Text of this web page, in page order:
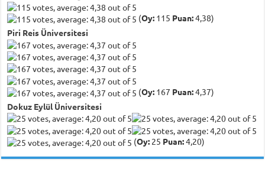
(Oy: 115 Puan:4,38)
Piri Reis Üniversitesi
(Oy: 167 Puan:4,37)
Dokuz Eylül Üniversitesi
(Oy: 25 Puan:4,20)